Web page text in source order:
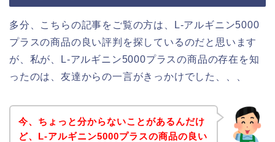
多分、こちらの記事をご覧の方は、L-アルギニン5000
プラスの商品の良い評判を探しているのだと思います
が、私が、L-アルギニン5000プラスの商品の存在を知
ったのは、友達からの一言がきっかけでした、、、
今、ちょっと分からないことがあるんだけ
ど、L-アルギニン5000プラスの商品の良い